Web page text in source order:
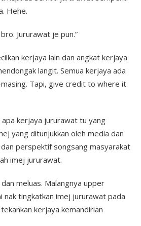
Hehe.
Jururawat je pun.”
kerjaya lain dan angkat kerjaya
langit. Semua kerjaya ada
Tapi, give credit to where it
kerjaya jururawat tu yang
yang ditunjukkan oleh media dan
perspektif songsang masyarakat
imej jururawat.
meluas. Malangnya upper
nak tingkatkan imej jururawat pada
kerjaya kemandirian